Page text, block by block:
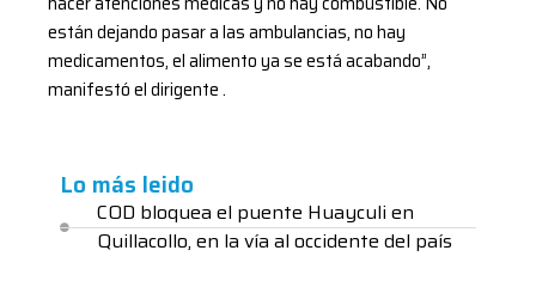
están dejando pasar a las ambulancias, no hay
medicamentos, el alimento ya se está acabando”,
manifestó el dirigente .
Lo más leido
COD bloquea el puente Huayculi en
Quillacollo, en la vía al occidente del país